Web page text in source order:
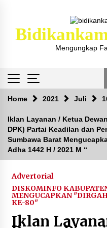
Mengungkap
Breaking News
Kejaksaan KSB Mulai Lidik
Sekongkang Bawah
2 tahun ago
Laporan Dugaan Pencabulan
Proses Penyelidikan
4 minggu ago
Home 2021 Juli
Iklan Layanan / Ketua
DPK) Partai Keadilan dan
Sumbawa Barat
Adha 1442 H / 2021 M “
Advertorial
DISKOMINFO
MENGUCAPKAN
KE-80"
Iklan